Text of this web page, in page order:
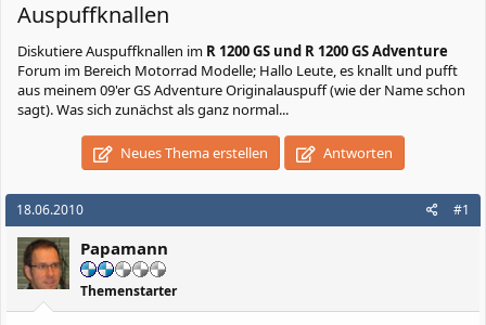
Auspuffknallen
DiskutiereAuspuffknallen im R 1200 GS und R 1200 GS Adventure
Forum im Bereich Motorrad Modelle; Hallo Leute, es knallt und pufft
aus meinem 09'er GS Adventure Originalauspuff (wie der Name schon
sagt). Was sich zunächst als ganz normal...
Neues Thema erstellen Antworten
18.06.2010 #1
Papamann
Themenstarter